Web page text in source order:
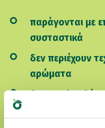
παράγονται με
συσταστικά
δεν περιέχουν
αρώματα
δεν